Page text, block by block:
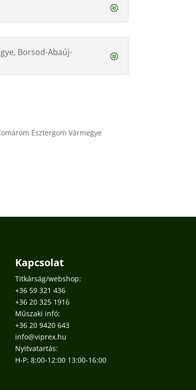
Borsod-Abaúj-
Esztergom Vármegye
Kapcsolat
Titkárság/webshop:
+36 59 321 436
+36 20 325 1916
Műszaki infó:
+36 20 9420 643
info@viprex.hu
Nyitvatartás:
H-P: 8:00-12:00 13:00-16:00